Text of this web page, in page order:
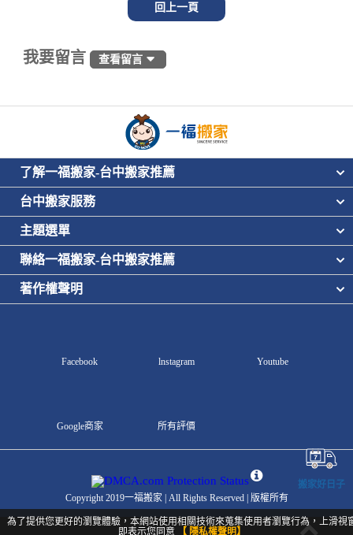
回上一頁
我要留言 查看留言
為了提供您更好的瀏覽體驗，本網站使用相關技術來蒐集使用者瀏覽行為，上滑視
即表示您同意
【 隱私權聲明】
了解一福搬家-台中搬家推薦
台中搬家服務
主題選單
聯絡一福搬家-台中搬家推薦
著作權聲明
Facebook lnstagram Youtube
Google商家 所有評價
Copyright 2019一福搬家 | All Rights Reserved | 版權所有
搬家好日子